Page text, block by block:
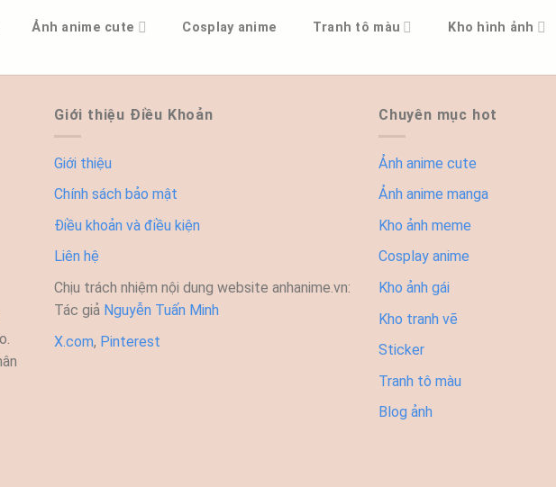
Ảnh anime cute Cosplay anime Tranh tô màu Kho hình ảnh
Giới thiệu Điều Khoản
Giới thiệu
Chính sách bảo mật
Điều khoản và điều kiện
Liên hệ
Chịu trách nhiệm nội dung website anhanime.vn:
Tác giả Nguyễn Tuấn Minh
X.com, Pinterest
Chuyên mục hot
Ảnh anime cute
Ảnh anime manga
Kho ảnh meme
Cosplay anime
Kho ảnh gái
Kho tranh vẽ
Sticker
Tranh tô màu
Blog ảnh